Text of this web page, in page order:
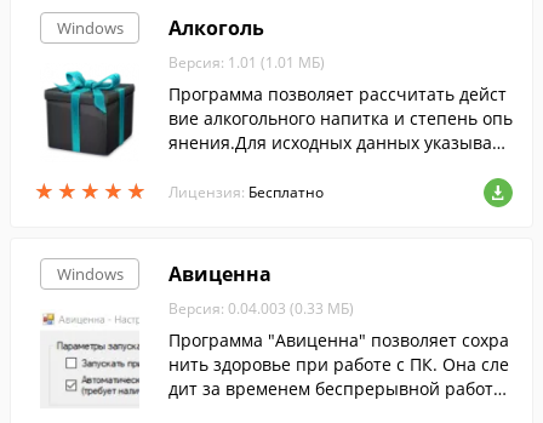
Windows
★ ★ ★ ★ ★
★ ★ ★ ★ ★
Алкоголь
Версия: 1.01 (1.01 МБ)
Программа позволяет рассчитать дейст
вие алкогольного напитка и степень опь
янения.Для исходных данных указывает
Лицензия: Бесплатно
Windows Авиценна
Версия: 0.04.003 (0.33 МБ)
Программа "Авиценна" позволяет сохра
нить здоровье при работе с ПК. Она сле
дит за временем беспрерывной работы